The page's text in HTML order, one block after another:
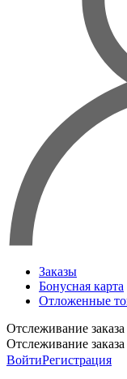
Заказы
Бонусная карта
Отложенные
Отслеживание заказа
Отслеживание заказа
ВойтиРегистрация